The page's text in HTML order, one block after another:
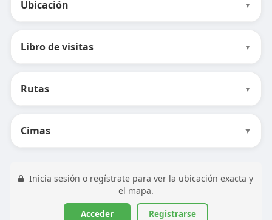
Ubicación ▼
Libro de visitas ▼
Rutas ▼
Cimas ▼
Inicia sesión o regístrate para ver la ubicación exacta y
el mapa.
Acceder Registrarse